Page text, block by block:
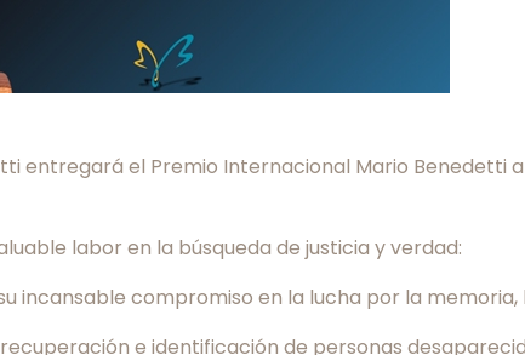
entregará el Premio Internacional Mario Benedetti
labor en la búsqueda de justicia y verdad:
incansable compromiso en la lucha por la memoria,
e identificación de personas